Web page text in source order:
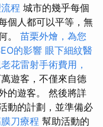
程 城市的幾乎每個
個人都可以平等，無
。 苗栗外燴，為您
的影響 眼下細紋醫
花雷射手術費用，
遊客，不僅來自德
的遊客。 然後將詳
動的計劃，並準備必
刀療程 幫助活動的